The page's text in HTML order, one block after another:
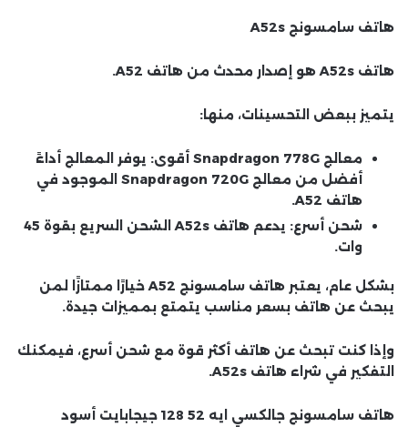
هاتف سامسونج A52s
هاتف A52s هو إصدار محدث من هاتف A52.
يتميز ببعض التحسينات، منها:
معالج Snapdragon 778G أقوى
: يوفر المعالج أداءً
أفضل من معالج Snapdragon 720G الموجود في
هاتف A52.
شحن أسرع
: يدعم هاتف A52s الشحن السريع بقوة 45
وات.
بشكل عام، يعتبر هاتف سامسونج A52 خيارًا ممتازًا لمن
يبحث عن هاتف بسعر مناسب يتمتع بمميزات جيدة.
وإذا كنت تبحث عن هاتف أكثر قوة مع شحن أسرع، فيمكنك
التفكير في شراء هاتف A52s.
هاتف سامسونج جالكسي ايه 52 128 جيجابايت أسود